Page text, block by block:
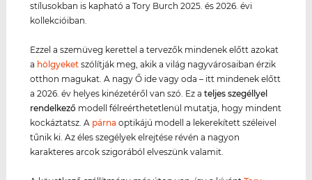
stílusokban is kapható a Tory Burch 2025. és 2026. évi
kollekcióiban.
Ezzel a szemüveg kerettel a tervezők mindenek előtt azokat
a hölgyeket szólítják meg, akik a világ nagyvárosaiban érzik
otthon magukat. A nagy Ő ide vagy oda – itt mindenek előtt
a 2026. év helyes kinézetéről van szó. Ez ateljes szegéllyel
rendelkező modell félreérthetetlenül mutatja, hogy mindent
kockáztatsz. A párna optikájú modell a lekerekített széleivel
tűnik ki. Az éles szegélyek elrejtése révén a nagyon
karakteres arcok szigorából elveszünk valamit.